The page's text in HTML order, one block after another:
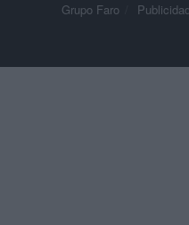
Grupo Faro Publicidad